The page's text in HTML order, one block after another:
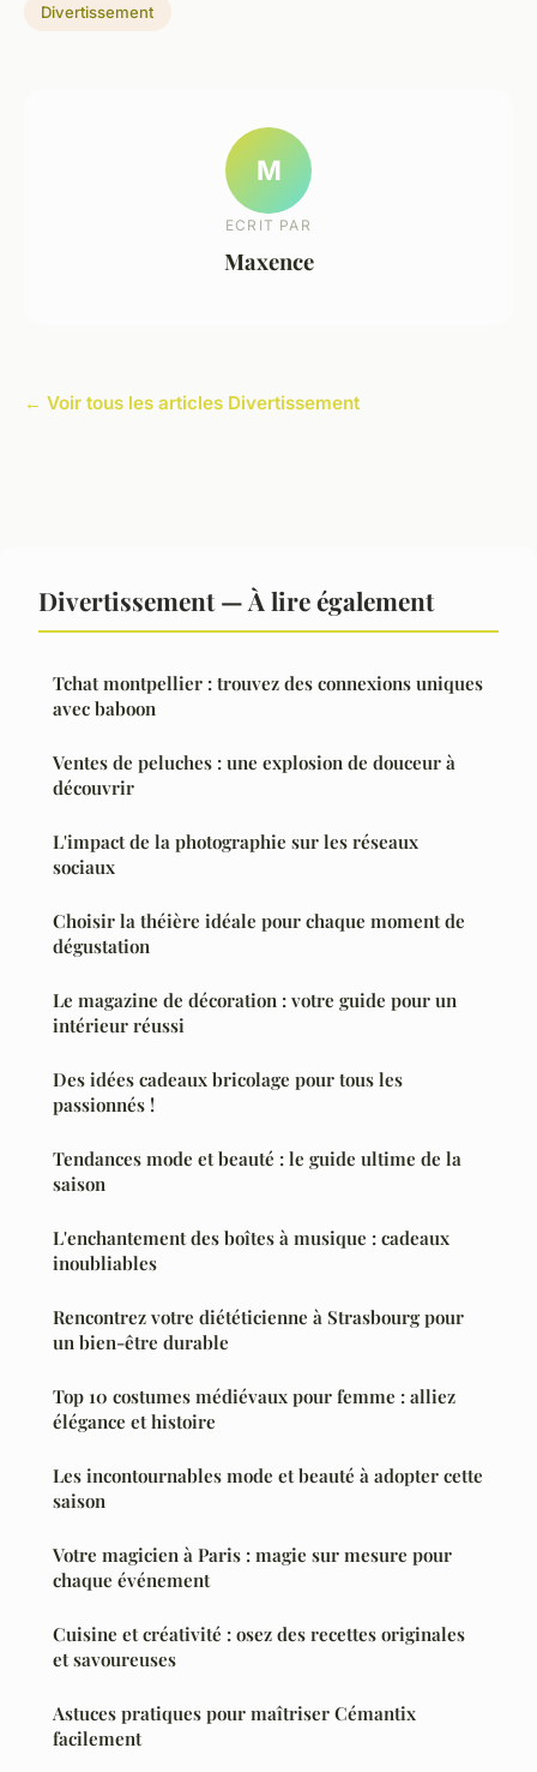
Divertissement
M
ECRIT PAR
Maxence
← Voir tous les articles Divertissement
Divertissement — À lire également
Tchat montpellier : trouvez des connexions uniques
avec baboon
Ventes de peluches : une explosion de douceur à
découvrir
L'impact de la photographie sur les réseaux
sociaux
Choisir la théière idéale pour chaque moment de
dégustation
Le magazine de décoration : votre guide pour un
intérieur réussi
Des idées cadeaux bricolage pour tous les
passionnés !
Tendances mode et beauté : le guide ultime de la
saison
L'enchantement des boîtes à musique : cadeaux
inoubliables
Rencontrez votre diététicienne à Strasbourg pour
un bien-être durable
Top 10 costumes médiévaux pour femme : alliez
élégance et histoire
Les incontournables mode et beauté à adopter cette
saison
Votre magicien à Paris : magie sur mesure pour
chaque événement
Cuisine et créativité : osez des recettes originales
et savoureuses
Astuces pratiques pour maîtriser Cémantix
facilement